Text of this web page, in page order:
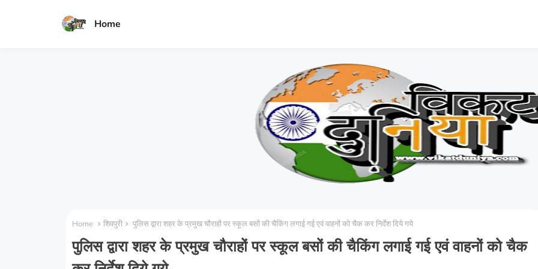
Home
Home शिवपुरी पुलिस द्वारा शहर के प्रमुख चौराहों पर स्कूल बसों की चैकिंग लगाई गई एवं वाहनों को चैक कर निर्देश दिये गये
पुलिस द्वारा शहर के प्रमुख चौराहों पर स्कूल बसों की चैकिंग लगाई गई एवं वाहनों को चैक